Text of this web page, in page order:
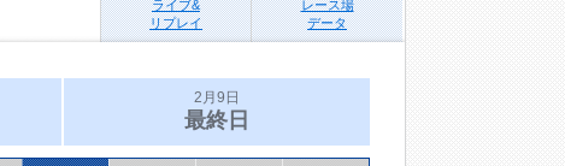
ライブ&
リプレイ
レース場
データ
2月9日
最終日